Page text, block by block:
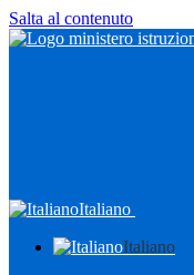
Salta al contenuto
Italiano
Italiano